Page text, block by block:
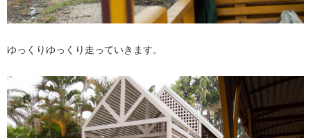
ゆっくりゆっくり走っていきます。